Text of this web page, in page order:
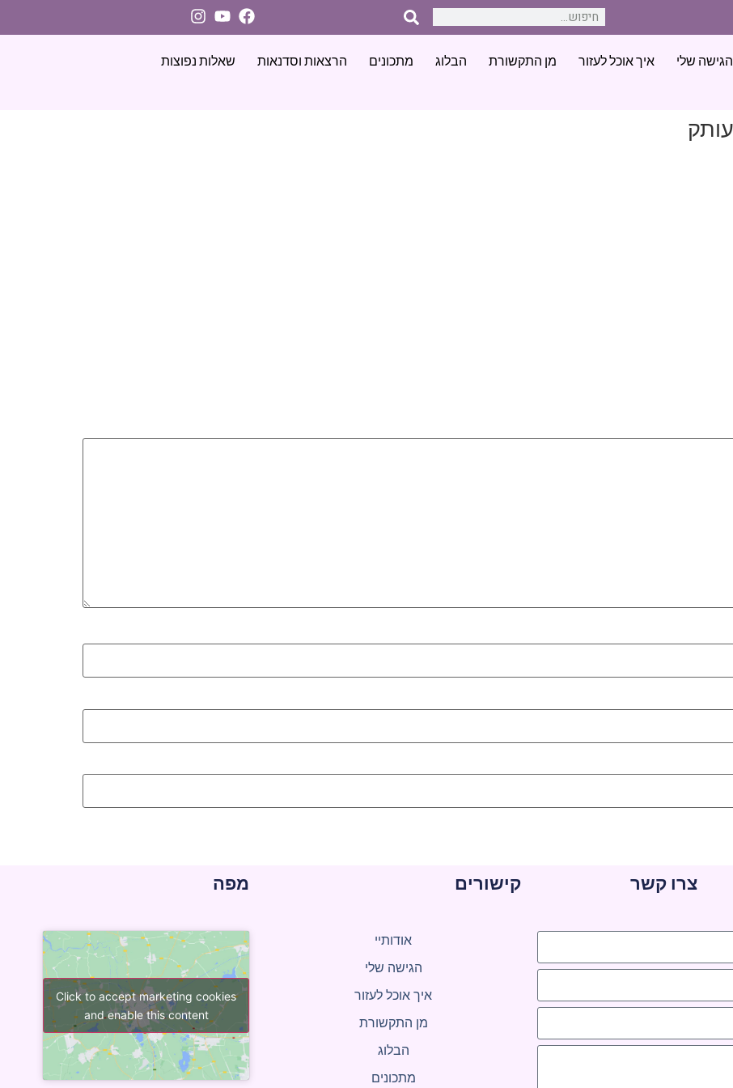
הגישה שלי איך אוכל לעזור מן התקשורת הבלוג מתכונים הרצאות וסדנאות שאלות נפוצות
צרו קשר קישורים
אודותיי
הגישה שלי
איך אוכל לעזור
מן התקשורת
הבלוג
מתכונים
מפה
Click to accept marketing cookies
and enable this content